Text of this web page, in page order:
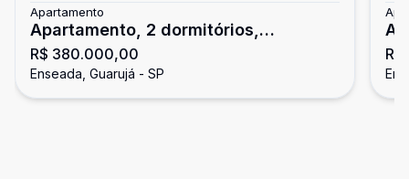
Apartamento
Apartamento, 2 dormitórios,
Enseada, Guarujá
R$ 380.000,00
Enseada, Guarujá - SP